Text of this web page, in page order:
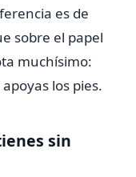
es de
sobre el papel
muchísimo:
los pies.
sin